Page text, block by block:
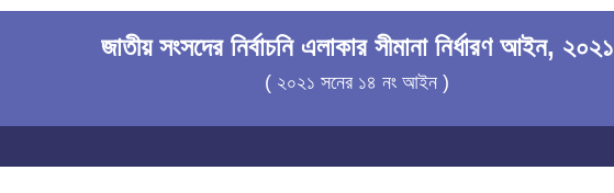
জাতীয় সংসদের নির্বাচনি এলাকার সীমানা নির্ধারণ আইন, ২০২১
( ২০২১ সনের ১৪ নং আইন )